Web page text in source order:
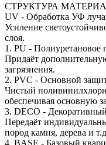
СТРУКТУРА
UV - Обработка УФ
Усиление
слоя.
1. PU - Полиуретановое
Придаёт
загрязнения.
2. PVC - Основной
Чистый
обеспечивая основную
3. DECO -
Передаёт
пород камня, дерева и
4. BASE - Базовый